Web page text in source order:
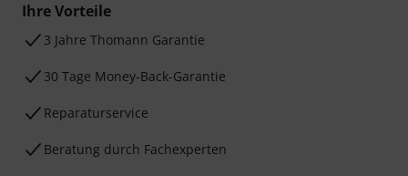
Ihre Vorteile
3 Jahre Thomann Garantie
30 Tage Money-Back-Garantie
Reparaturservice
Beratung durch Fachexperten